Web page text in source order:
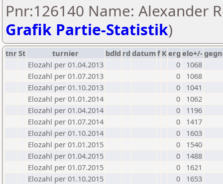
Pnr:126140 Name: Alexander
Grafik Partie-Statistik)
tnrSt turnier bdld rd datumf Kerg elo+/-
Elozahl per 01.04.2013
0
1068
Elozahl per 01.07.2013
0
1068
Elozahl per 01.10.2013
0
1041
Elozahl per 01.01.2014
0
1062
Elozahl per 01.04.2014
0
1196
Elozahl per 01.07.2014
0
1417
Elozahl per 01.10.2014
0
1603
Elozahl per 01.01.2015
0
1540
Elozahl per 01.04.2015
0
1488
Elozahl per 01.07.2015
0
1621
Elozahl per 01.10.2015
0
1653